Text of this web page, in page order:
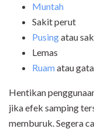
Muntah
Sakit perut
Pusingatau
Lemas
Ruamatau
Hentikan
jika efek samping
memburuk. Segera